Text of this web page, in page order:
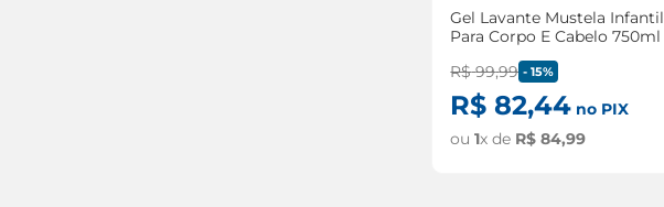
Gel Lavante Mustela Infantil
Para Corpo E Cabelo 750ml
R$ 99,99 -15%
R$ 82,44 no PIX
ou1x de R$ 84,99